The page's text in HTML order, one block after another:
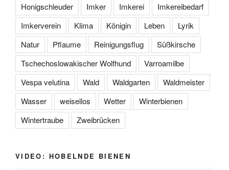
Honigschleuder
Imker Imkerei
Imkereibedarf
Imkerverein
Klima Königin Leben
Lyrik
Natur
Pflaume Reinigungsflug
Süßkirsche
Tschechoslowakischer Wolfhund
Varroamilbe
Vespa velutina
Wald Waldgarten
Waldmeister
Wasser
weisellos Wetter
Winterbienen
Wintertraube
Zweibrücken
VIDEO: HOBELNDE BIENEN